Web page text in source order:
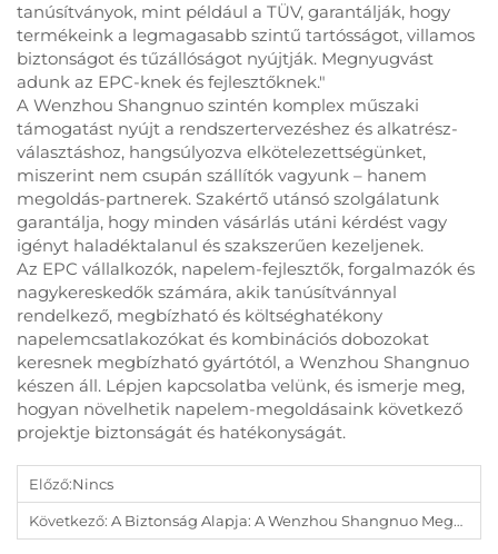
tanúsítványok, mint például a TÜV, garantálják, hogy
termékeink a legmagasabb szintű tartósságot, villamos
biztonságot és tűzállóságot nyújtják. Megnyugvást
adunk az EPC-knek és fejlesztőknek."
A Wenzhou Shangnuo szintén komplex műszaki
támogatást nyújt a rendszertervezéshez és alkatrész-
választáshoz, hangsúlyozva elkötelezettségünket,
miszerint nem csupán szállítók vagyunk – hanem
megoldás-partnerek. Szakértő utánsó szolgálatunk
garantálja, hogy minden vásárlás utáni kérdést vagy
igényt haladéktalanul és szakszerűen kezeljenek.
Az EPC vállalkozók, napelem-fejlesztők, forgalmazók és
nagykereskedők számára, akik tanúsítvánnyal
rendelkező, megbízható és költséghatékony
napelemcsatlakozókat és kombinációs dobozokat
keresnek megbízható gyártótól, a Wenzhou Shangnuo
készen áll. Lépjen kapcsolatba velünk, és ismerje meg,
hogyan növelhetik napelem-megoldásaink következő
projektje biztonságát és hatékonyságát.
Előző:Nincs
Következő: A Biztonság Alapja: A Wenzhou Shangnuo Megerősíti Elköteleződését A Minőség Iránt Az MCB És SPD Gyártásban